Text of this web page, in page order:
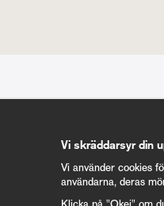
Vi skräddarsyr din
Vi använder cookies
användarna, deras